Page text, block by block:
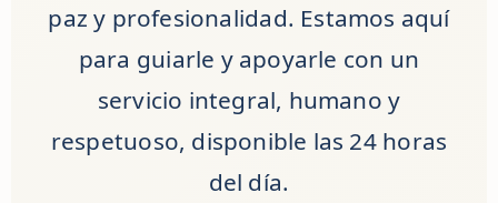
paz y profesionalidad. Estamos aquí
para guiarle y apoyarle con un
servicio integral, humano y
respetuoso, disponible las 24 horas
del día.